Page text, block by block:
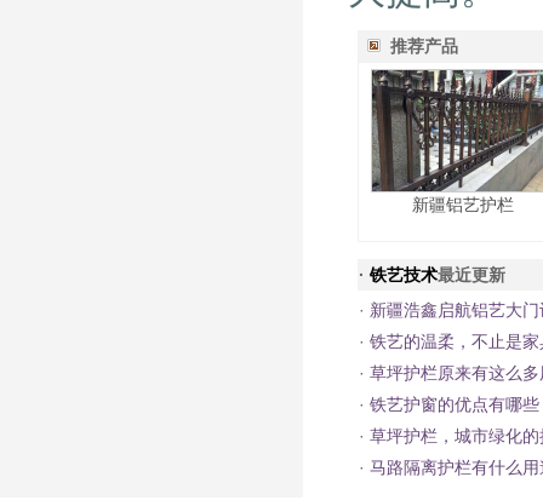
推荐产品
新疆铝艺护栏
· 铁艺技术最近更新
· 新疆浩鑫启航铝艺大
· 铁艺的温柔，不止是
· 草坪护栏原来有这么
· 铁艺护窗的优点有哪些
· 草坪护栏，城市绿化
· 马路隔离护栏有什么用